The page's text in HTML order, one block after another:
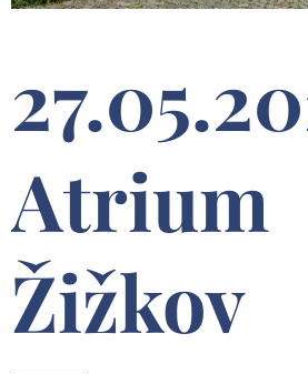
Atrium
Žižkov